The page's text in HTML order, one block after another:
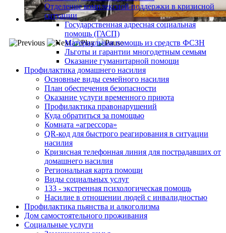
Отделение комплексной поддержки в кризисной
ситуации
Государственная адресная социальная
помощь (ГАСП)
Материальная помощь из средств ФСЗН
Льготы и гарантии многодетным семьям
Оказание гуманитарной помощи
Профилактика домашнего насилия
Основные виды семейного насилия
План обеспечения безопасности
Оказание услуги временного приюта
Профилактика правонарушений
Куда обратиться за помощью
Комната «агрессора»
QR-код для быстрого реагирования в ситуации
насилия
Кризисная телефонная линия для пострадавших от
домашнего насилия
Региональная карта помощи
Виды социальных услуг
133 - экстренная психологическая помощь
Насилие в отношении людей с инвалидностью
Профилактика пьянства и алкоголизма
Дом самостоятельного проживания
Социальные услуги